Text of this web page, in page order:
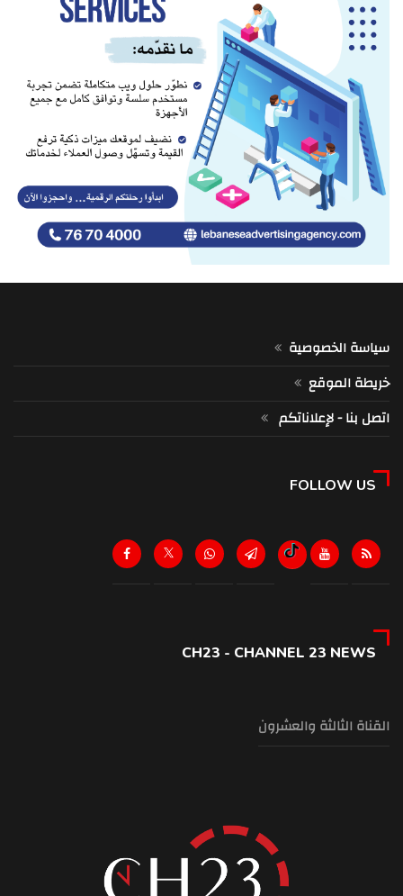
سياسة الخصوصية
خريطة الموقع
اتصل بنا - لإعلاناتكم
FOLLOW US
CH23 - CHANNEL 23 NEWS
القناة الثالثة والعشرون